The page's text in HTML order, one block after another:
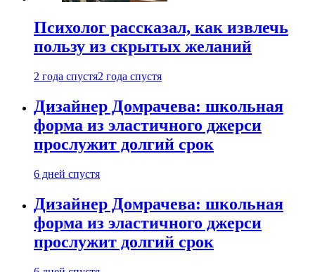
Психолог рассказал, как извлечь
пользу из скрытых желаний
2 года спустя2 года спустя
Дизайнер Домрачева: школьная
форма из эластичного джерси
прослужит долгий срок
6 дней спустя
Дизайнер Домрачева: школьная
форма из эластичного джерси
прослужит долгий срок